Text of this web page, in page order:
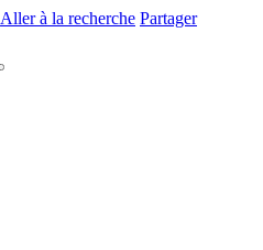
Aller à la recherche Partager